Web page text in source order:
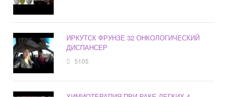
ИРКУТСК ФРУНЗЕ 32 ОНКОЛОГИЧЕСКИЙ
ДИСПАНСЕР
5105